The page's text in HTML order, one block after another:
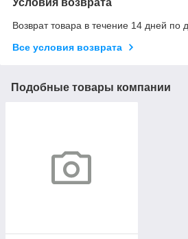
Возврат товара в течение 14 дней по
Все условия возврата
Подобные товары компании